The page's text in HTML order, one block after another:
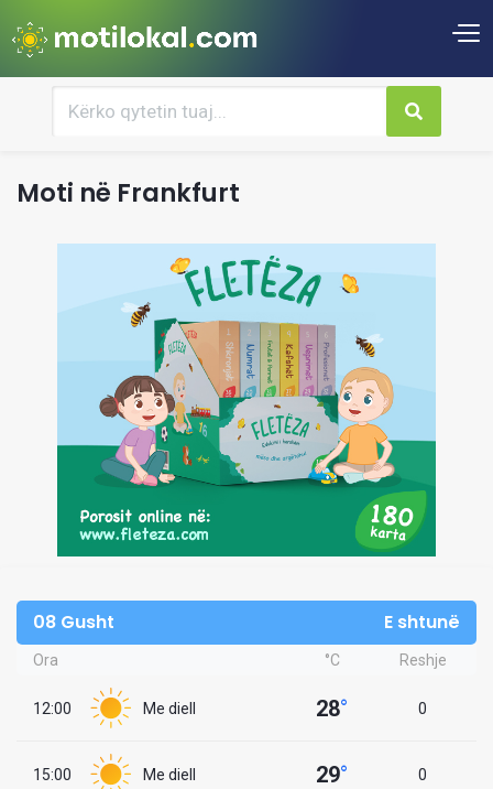
Moti në Frankfurt
08 Gusht E shtunë
Ora °C Reshje
12:00 Me diell 28° 0
15:00 Me diell 29° 0